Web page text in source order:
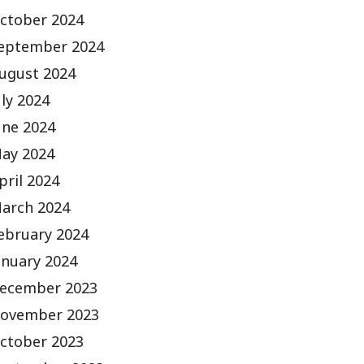
2024
2024
2024
2024
2024
2024
2024
2024
2024
2024
2023
2023
2023